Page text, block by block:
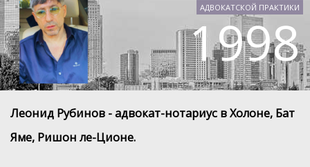
1998
АДВОКАТСКОЙ ПРАКТИКИ
Леонид Рубинов - адвокат-нотариус в Холоне, Бат
Яме, Ришон ле-Ционе.